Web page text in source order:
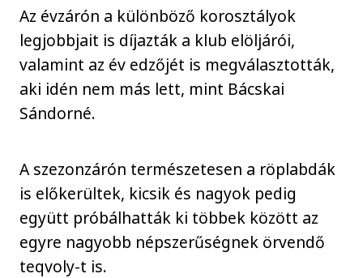
Az évzárón a különböző korosztályok
legjobbjait is díjazták a klub elöljárói,
valamint az év edzőjét is megválasztották,
aki idén nem más lett, mint Bácskai
Sándorné.
A szezonzárón természetesen a röplabdák
is előkerültek, kicsik és nagyok pedig
együtt próbálhatták ki többek között az
egyre nagyobb népszerűségnek örvendő
teqvoly-t is.